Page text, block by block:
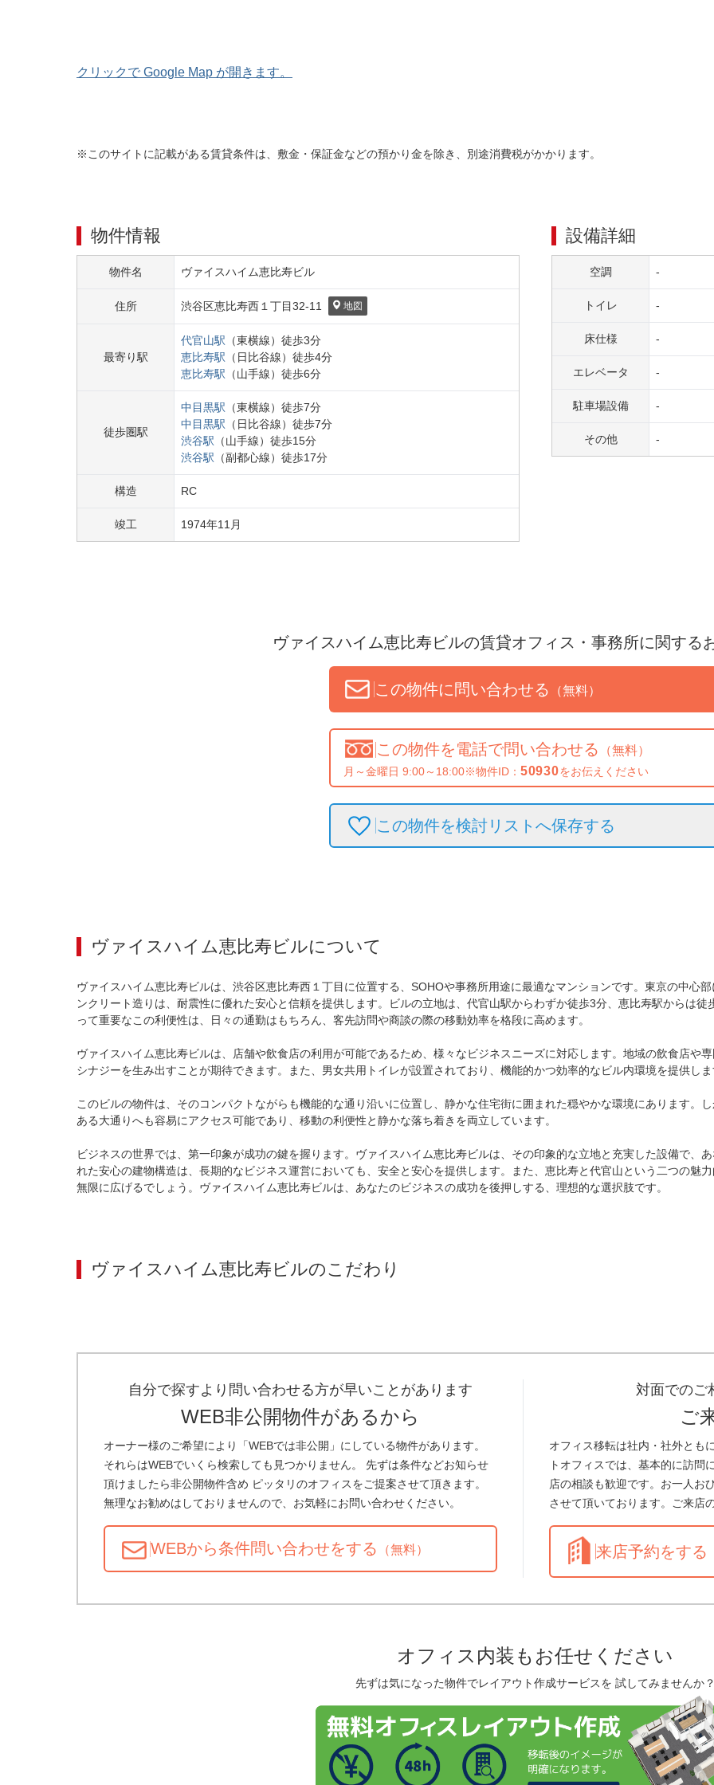
クリックで Google Map が開きます。
※このサイトに記載がある賃貸条件は、敷金・保証金などの預かり金を除き、別途消費税がかかります。
物件情報
物件名 ヴァイスハイム恵比寿ビル
住所 渋谷区恵比寿西１丁目32-11 地図
最寄り駅
代官山駅 （東横線） 徒歩3分
恵比寿駅 （ 日比谷線） 徒歩4分
恵比寿駅 （山手線） 徒歩6分
徒歩圏駅
中目黒駅 （東横線） 徒歩7分
中目黒駅 （ 日比谷線） 徒歩7分
渋谷駅 （山手線） 徒歩15分
渋谷駅 （副都心線） 徒歩17分
構造 RC
竣工 1974年11 月
設備詳細
空調 -
トイレ -
床仕様 -
エレベータ -
駐車場設備 -
その他 -
ヴァイスハイム恵比寿ビルの賃貸オフィス・事務所に関する
この物件に問い合わせる （無料）
この物件を電話で問い合わせる （無料）
月～金曜日 9:00～18:00※物件ID： 50930をお伝えください
この物件を検討リストへ保存する
ヴァイスハイム恵比寿ビルについて
ヴァイスハイム恵比寿ビルは、渋谷区恵比寿西１丁目に位置する、SOHOや事務所用途に最適なマンションです。東京の中心
ンクリート造りは、耐震性に優れた安心と信頼を提供します。ビルの立地は、代官山駅からわずか徒歩3分、恵比寿駅からは
って重要なこの利便性は、日々の通勤はもちろん、客先訪問や商談の際の移動効率を格段に高めます。
ヴァイスハイム恵比寿ビルは、店舗や飲食店の利用が可能であるため、様々なビジネスニーズに対応します。地域の飲食店や
シナジーを生み出すことが期待できます。また、男女共用トイレが設置されており、機能的かつ効率的なビル内環境を提供しま
このビルの物件は、そのコンパクトながらも機能的な通り沿いに位置し、静かな住宅街に囲まれた穏やかな環境にあります。
ある大通りへも容易にアクセス可能であり、移動の利便性と静かな落ち着きを両立しています。
ビジネスの世界では、第一印象が成功の鍵を握ります。ヴァイスハイム恵比寿ビルは、その印象的な立地と充実した設備で、
れた安心の建物構造は、長期的なビジネス運営においても、安全と安心を提供します。また、恵比寿と代官山という二つの魅
無限に広げるでしょう。ヴァイスハイム恵比寿ビルは、あなたのビジネスの成功を後押しする、理想的な選択肢です。
ヴァイスハイム恵比寿ビルのこだわり
自分で探すより問い合わせる方が早いことがあります
WEB非公開物件があるから
オーナー様のご希望により「WEBでは非公開」にしている物件があります。
それらはWEBでいくら検索しても見つかりません。 先ずは条件などお知らせ
頂けましたら非公開物件含め ピッタリのオフィスをご提案させて頂きます。
無理なお勧めはしておりませんので、お気軽にお問い合わせください。
WEBから条件問い合わせをする （無料）
対面でのご
ご
オフィス移転は社内・社外とも
トオフィスでは、基本的に訪問
店の相談も歓迎です。お一人お
させて頂いております。ご来店
来店予約をする
オフィス内装もお任せください
先ずは気になった物件でレイアウト作成サービスを 試してみませんか？